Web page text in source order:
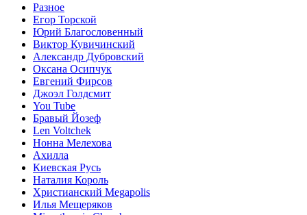
Разное
Егор Торской
Юрий Благословенный
Виктор Кувичинский
Александр Дубровский
Оксана Осипчук
Евгений Фирсов
Джоэл Голдсмит
You Tube
Бравый Йозеф
Len Voltchek
Нонна Мелехова
Ахилла
Киевская Русь
Наталия Король
Христианский Megapolis
Илья Мещеряков